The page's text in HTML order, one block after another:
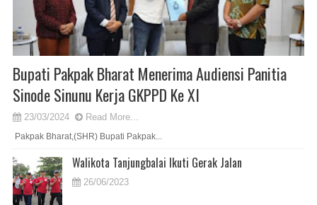
Bupati Pakpak Bharat Menerima Audiensi Panitia
Sinode Sinunu Kerja GKPPD Ke XI
23/03/2024 Read More...
Pakpak Bharat,(SHR) Bupati Pakpak...
Walikota Tanjungbalai Ikuti Gerak Jalan
26/06/2023